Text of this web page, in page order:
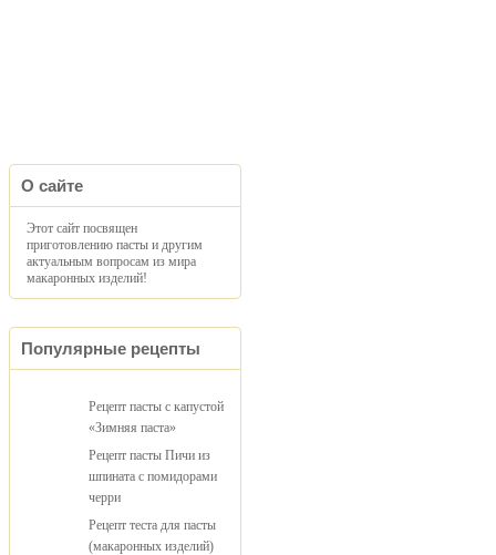
О сайте
Этот сайт посвящен
приготовлению пасты и другим
актуальным вопросам из мира
макаронных изделий!
Популярные рецепты
Рецепт пасты с капустой
«Зимняя паста»
Рецепт пасты Пичи из
шпината с помидорами
черри
Рецепт теста для пасты
(макаронных изделий)